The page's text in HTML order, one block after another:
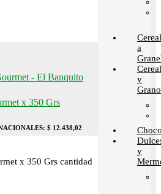
x 350 Grs
$ 12.438,02
x 350 Grs cantidad
a
y
y